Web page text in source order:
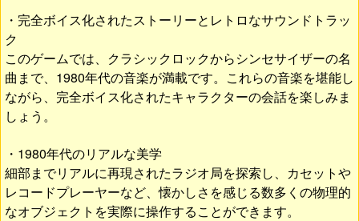
・完全ボイス化されたストーリーとレトロなサウンドトラッ
ク
このゲームでは、クラシックロックからシンセサイザーの名
曲まで、1980年代の音楽が満載です。これらの音楽を堪能し
ながら、完全ボイス化されたキャラクターの会話を楽しみま
しょう。
・1980年代のリアルな美学
細部までリアルに再現されたラジオ局を探索し、カセットや
レコードプレーヤーなど、懐かしさを感じる数多くの物理的
なオブジェクトを実際に操作することができます。